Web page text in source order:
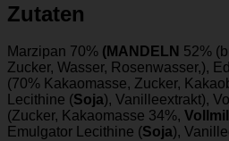
Zutaten
Marzipan 70% (MANDELN 52%
Zucker, Wasser, Rosenwasser,),
(70% Kakaomasse, Zucker,
Lecithine (Soja), Vanilleextrakt),
(Zucker, Kakaomasse 34%,
Emulgator Lecithine (Soja),